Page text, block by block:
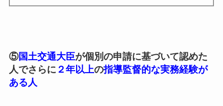
⑤国土交通大臣が個別の申請に基づいて認めた
人でさらに ２年以上の指導監督的な実務経験が
ある人